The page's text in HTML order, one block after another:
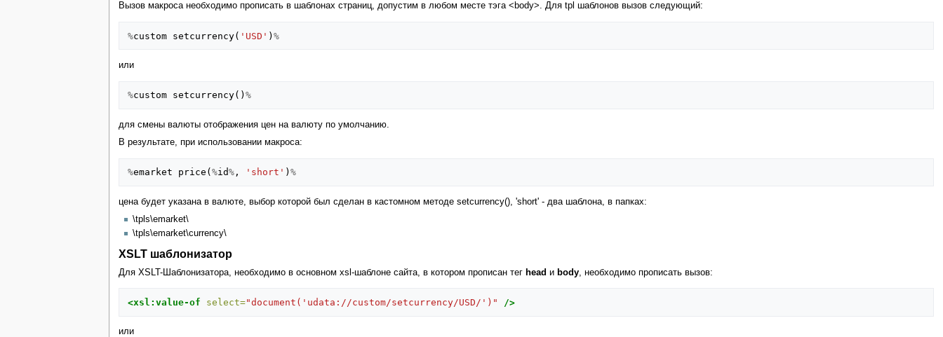
Вызов макроса необходимо прописать в шаблонах страниц, допустим в любом месте тэга <body>. Для tpl шаблонов вызов следующий:
%custom setcurrency( 'USD' )%
или
%custom setcurrency()%
для смены валюты отображения цен на валюту по умолчанию.
В результате, при использовании макроса:
%emarket price (%id% , 'short' )%
цена будет указана в валюте, выбор которой был сделан в кастомном методе setcurrency(), 'short' - два шаблона, в папках:
\tpls\emarket\
\tpls\emarket\currency\
XSLT шаблонизатор
Для XSLT-Шаблонизатора, необходимо в основном xsl-шаблоне сайта, в котором прописан тег head и body, необходимо прописать вызов:
<xsl:value-of select="document('udata://custom/setcurrency/USD/')" />
или